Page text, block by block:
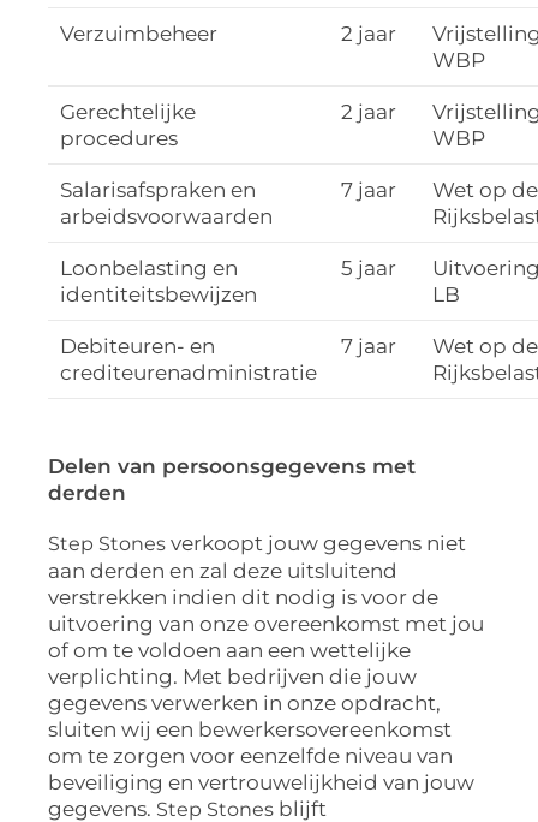
Verzuimbeheer 2 jaar
WBP
Gerechtelijke
procedures
2 jaar
WBP
Salarisafspraken en
arbeidsvoorwaarden
7 jaar
Wet op de
Loonbelasting en
identiteitsbewijzen
5 jaar
LB
Debiteuren- en
crediteurenadministratie
7 jaar
Wet op de
Delen van persoonsgegevens met
derden
Step Stones verkoopt jouw gegevens niet
aan derden en zal deze uitsluitend
verstrekken indien dit nodig is voor de
uitvoering van onze overeenkomst met jou
of om te voldoen aan een wettelijke
verplichting. Met bedrijven die jouw
gegevens verwerken in onze opdracht,
sluiten wij een bewerkersovereenkomst
om te zorgen voor eenzelfde niveau van
beveiliging en vertrouwelijkheid van jouw
gegevens. Step Stones blijft